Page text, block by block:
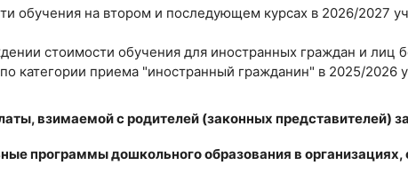
обучения на втором и последующем курсах в 2026/2027
стоимости обучения для иностранных граждан и лиц
категории приема "иностранный гражданин" в 2025/2026
взимаемой с родителей (законных представителей)
программы дошкольного образования в